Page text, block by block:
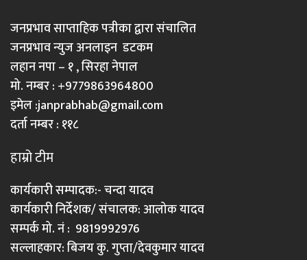
जनप्रभाव साप्ताहिक पत्रीका द्वारा संचालित
जनप्रभाव न्युज अनलाइन डटकम
लहान नपा – १ , सिरहा नेपाल
मो. नम्बर : +9779863964800
इमेल :janprabhab@gmail.com
दर्ता नम्बर : ११८
हाम्रो टीम
कार्यकारी सम्पादक:- चन्दा यादव
कार्यकारी निर्देशक/ संचालक: आलोक यादव
सम्पर्क मो. नं : 9819992976
सल्लाहकार: बिजय कु. गुप्ता/देवकुमार यादव